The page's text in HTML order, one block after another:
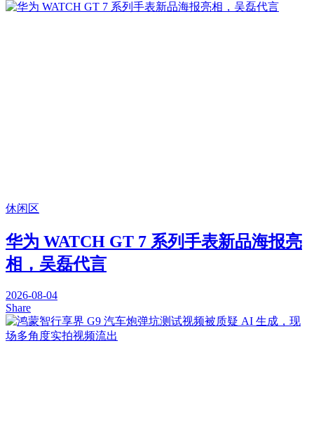
休闲区
华为 WATCH GT 7 系列手表新品海报亮
相，吴磊代言
2026-08-04
Share